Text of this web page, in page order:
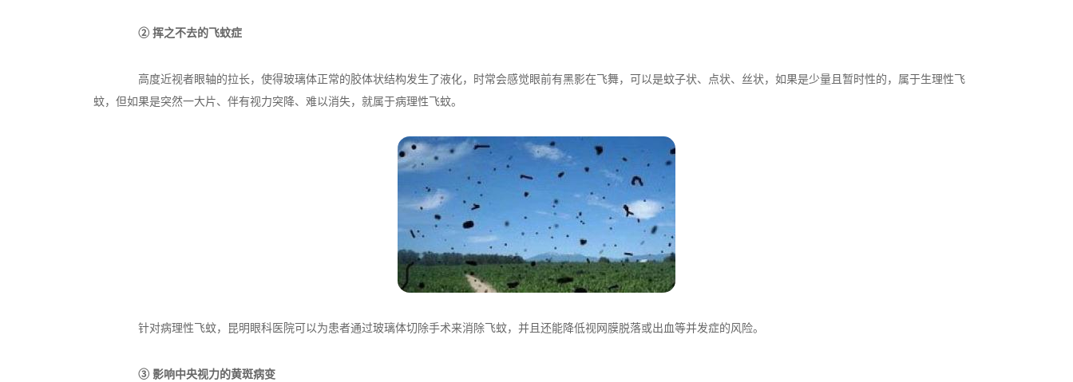
② 挥之不去的飞蚊症
高度近视者眼轴的拉长，使得玻璃体正常的胶体状结构发生了液化，时常会感觉眼前有黑影在飞舞，可以是蚊子状、点状、丝状，如果是少量且暂时性的，属于生理性飞
蚊，但如果是突然一大片、伴有视力突降、难以消失，就属于病理性飞蚊。
针对病理性飞蚊，昆明眼科医院可以为患者通过玻璃体切除手术来消除飞蚊，并且还能降低视网膜脱落或出血等并发症的风险。
③ 影响中央视力的黄斑病变